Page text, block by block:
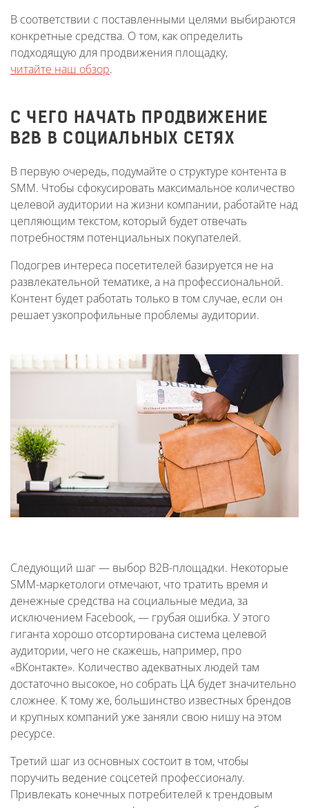
В соответствии с поставленными целями выбираются
конкретные средства. О том, как определить
подходящую для продвижения площадку,
читайте наш обзор.
С ЧЕГО НАЧАТЬ ПРОДВИЖЕНИЕ
B2B В СОЦИАЛЬНЫХ СЕТЯХ
В первую очередь, подумайте о структуре контента в
SMM. Чтобы сфокусировать максимальное количество
целевой аудитории на жизни компании, работайте над
цепляющим текстом, который будет отвечать
потребностям потенциальных покупателей.
Подогрев интереса посетителей базируется не на
развлекательной тематике, а на профессиональной.
Контент будет работать только в том случае, если он
решает узкопрофильные проблемы аудитории.
Следующий шаг — выбор B2B-площадки. Некоторые
SMM-маркетологи отмечают, что тратить время и
денежные средства на социальные медиа, за
исключением Facebook, — грубая ошибка. У этого
гиганта хорошо отсортирована система целевой
аудитории, чего не скажешь, например, про
«ВКонтакте». Количество адекватных людей там
достаточно высокое, но собрать ЦА будет значительно
сложнее. К тому же, большинство известных брендов
и крупных компаний уже заняли свою нишу на этом
ресурсе.
Третий шаг из основных состоит в том, чтобы
поручить ведение соцсетей профессионалу.
Привлекать конечных потребителей к трендовым